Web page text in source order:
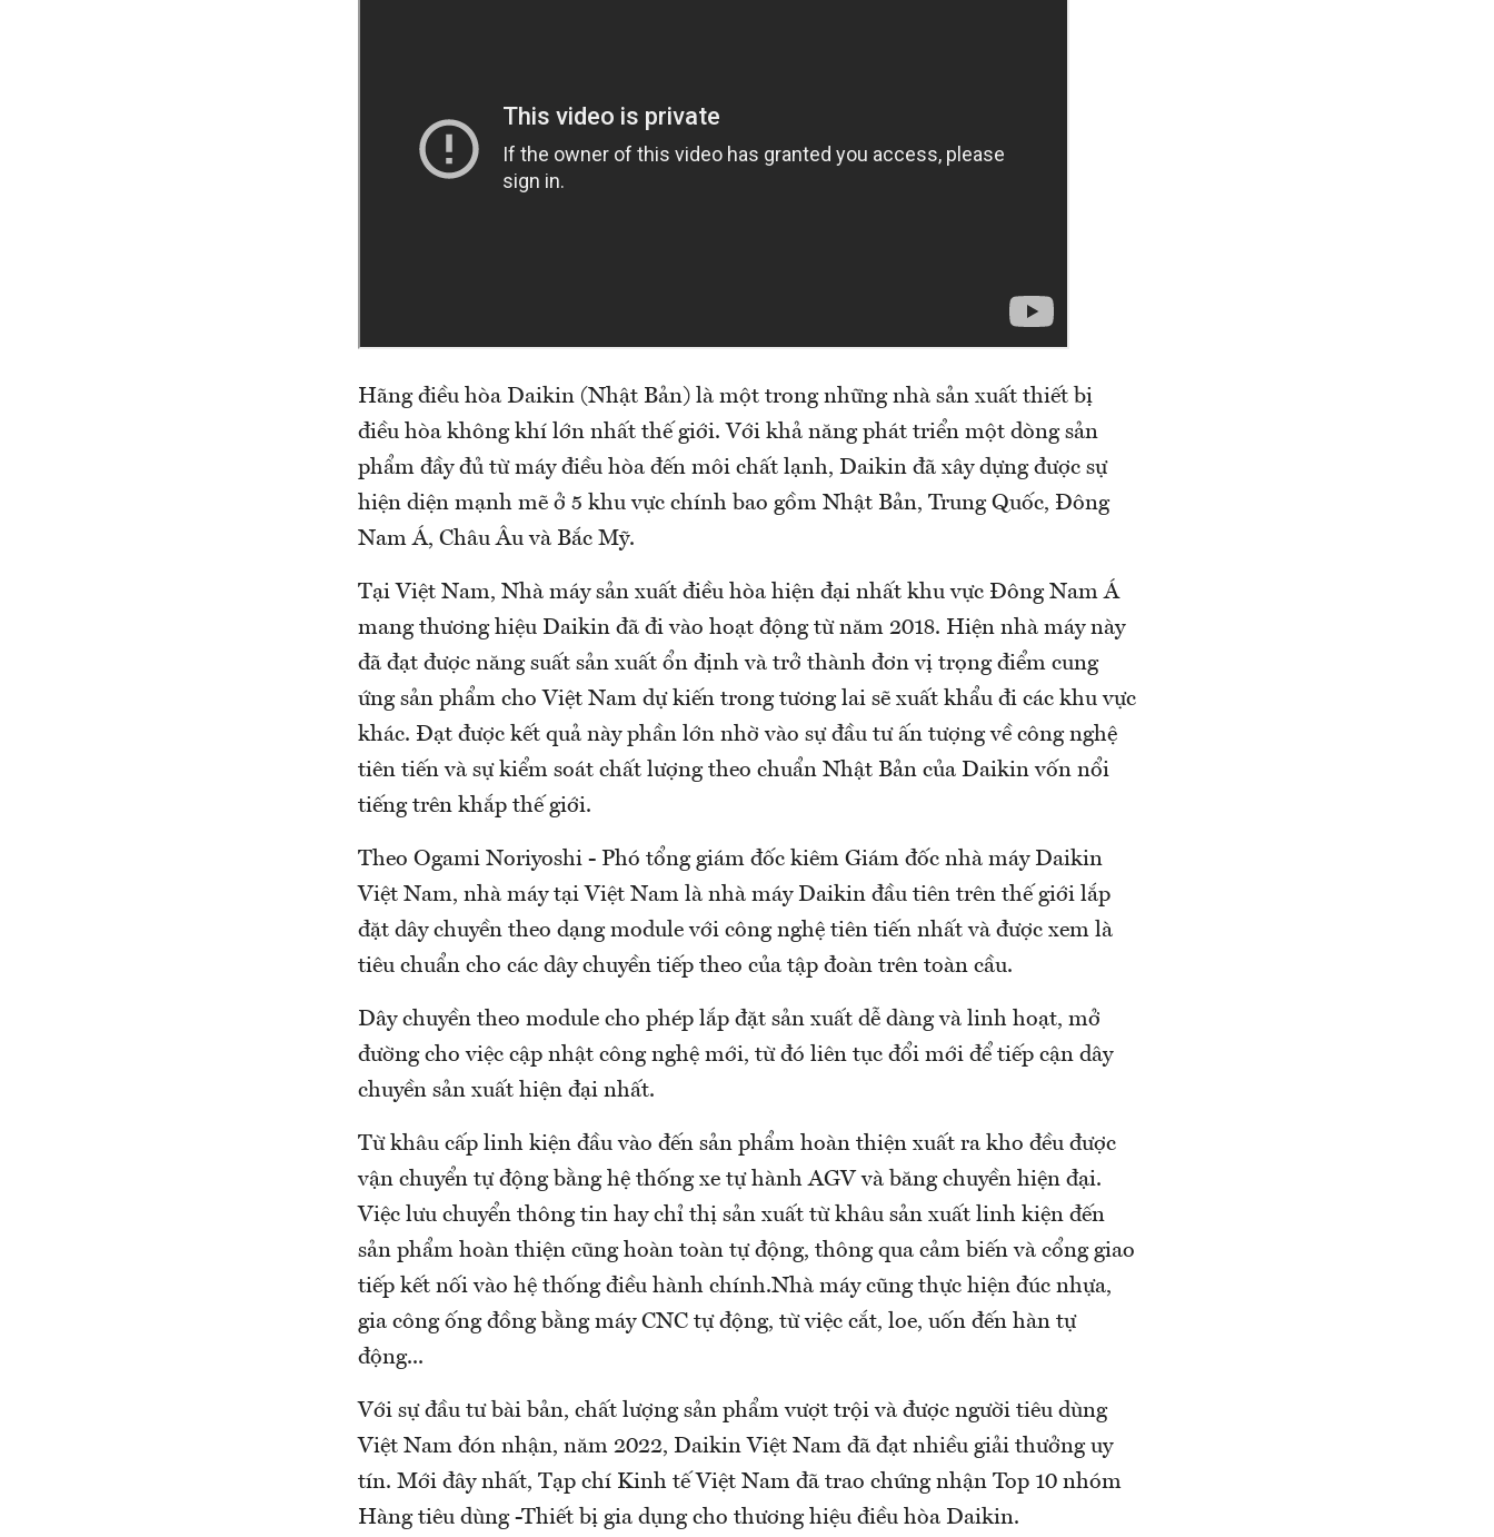
Hãng điều hòa Daikin (Nhật Bản) là một trong những nhà sản xuất thiết bị
điều hòa không khí lớn nhất thế giới. Với khả năng phát triển một dòng sản
phẩm đầy đủ từ máy điều hòa đến môi chất lạnh, Daikin đã xây dựng được sự
hiện diện mạnh mẽ ở 5 khu vực chính bao gồm Nhật Bản, Trung Quốc, Đông
Nam Á, Châu Âu và Bắc Mỹ.
Tại Việt Nam, Nhà máy sản xuất điều hòa hiện đại nhất khu vực Đông Nam Á
mang thương hiệu Daikin đã đi vào hoạt động từ năm 2018. Hiện nhà máy này
đã đạt được năng suất sản xuất ổn định và trở thành đơn vị trọng điểm cung
ứng sản phẩm cho Việt Nam dự kiến trong tương lai sẽ xuất khẩu đi các khu vực
khác. Đạt được kết quả này phần lớn nhờ vào sự đầu tư ấn tượng về công nghệ
tiên tiến và sự kiểm soát chất lượng theo chuẩn Nhật Bản của Daikin vốn nổi
tiếng trên khắp thế giới.
Theo Ogami Noriyoshi - Phó tổng giám đốc kiêm Giám đốc nhà máy Daikin
Việt Nam, nhà máy tại Việt Nam là nhà máy Daikin đầu tiên trên thế giới lắp
đặt dây chuyền theo dạng module với công nghệ tiên tiến nhất và được xem là
tiêu chuẩn cho các dây chuyền tiếp theo của tập đoàn trên toàn cầu.
Dây chuyền theo module cho phép lắp đặt sản xuất dễ dàng và linh hoạt, mở
đường cho việc cập nhật công nghệ mới, từ đó liên tục đổi mới để tiếp cận dây
chuyền sản xuất hiện đại nhất.
Từ khâu cấp linh kiện đầu vào đến sản phẩm hoàn thiện xuất ra kho đều được
vận chuyển tự động bằng hệ thống xe tự hành AGV và băng chuyền hiện đại.
Việc lưu chuyển thông tin hay chỉ thị sản xuất từ khâu sản xuất linh kiện đến
sản phẩm hoàn thiện cũng hoàn toàn tự động, thông qua cảm biến và cổng giao
tiếp kết nối vào hệ thống điều hành chính.Nhà máy cũng thực hiện đúc nhựa,
gia công ống đồng bằng máy CNC tự động, từ việc cắt, loe, uốn đến hàn tự
động...
Với sự đầu tư bài bản, chất lượng sản phẩm vượt trội và được người tiêu dùng
Việt Nam đón nhận, năm 2022, Daikin Việt Nam đã đạt nhiều giải thưởng uy
tín. Mới đây nhất, Tạp chí Kinh tế Việt Nam đã trao chứng nhận Top 10 nhóm
Hàng tiêu dùng -Thiết bị gia dụng cho thương hiệu điều hòa Daikin.